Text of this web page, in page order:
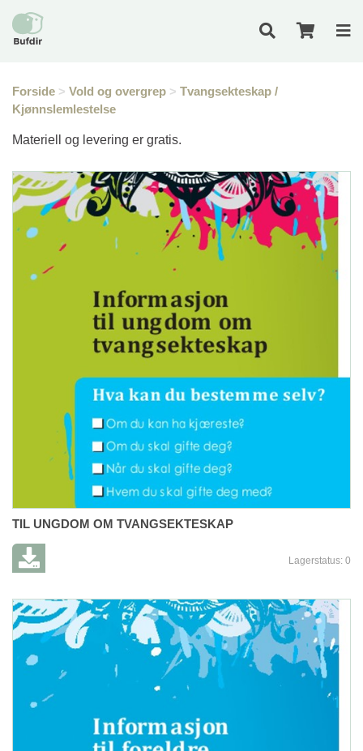
Forside > Vold og overgrep > Tvangsekteskap /
Kjønnslemlestelse
Materiell og levering er gratis.
TIL UNGDOM OM TVANGSEKTESKAP
Lagerstatus: 0